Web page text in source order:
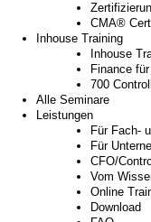
CMA®
Inhouse Training
Inhouse
Finance
700
Alle Seminare
Leistungen
Für Fach-
Für
CFO/
Vom
Online
Download